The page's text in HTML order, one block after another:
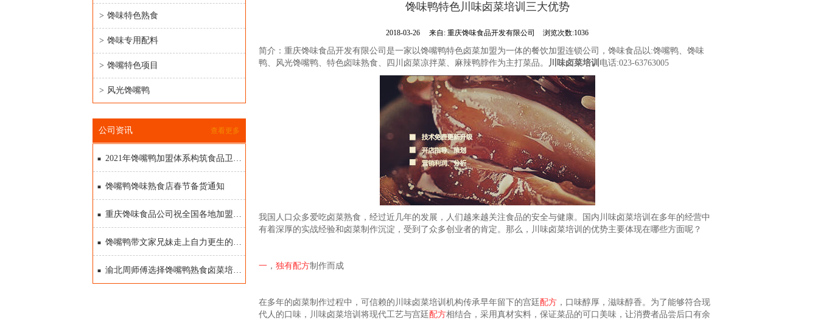
馋味鸭特色川味卤菜培训三大优势
2018-03-26 来自:重庆馋味食品开发有限公司 浏览次数:1036
简介：重庆馋味食品开发有限公司是一家以馋嘴鸭特色卤菜加盟为一体的餐饮加盟连锁公司，馋味食品以:馋嘴鸭、馋味
鸭、风光馋嘴鸭、特色卤味熟食、四川卤菜凉拌菜、麻辣鸭脖作为主打菜品。
川味卤菜培训 电话:023-63763005
我国人口众多爱吃卤菜熟食，经过近几年的发展，人们越来越关注食品的安全与健康。国内 川味卤菜培训在多年的经营中
有着深厚的实战经验和卤菜制作沉淀，受到了众多创业者的肯定。那么，川味卤菜培训的优势主要体现在哪些方面呢？
一， 独有配方制作而成
在多年的卤菜制作过程中，可信赖的川味卤菜培训机构传承早年留下的宫廷配方，口味醇厚，滋味醇香。为了能够符合现
代人的口味，川味卤菜培训将现代工艺与宫廷配方相结合，采用真材实料，保证菜品的可口美味，让消费者品尝后口有余
> 馋味特色熟食
> 馋味专用配料
> 馋嘴特色项目
> 风光馋嘴鸭
公司资讯 查看更多
2021年馋嘴鸭加盟体系构筑食品卫生安全屏障
馋嘴鸭馋味熟食店春节备货通知
重庆馋味食品公司祝全国各地加盟商圣诞节快乐
馋嘴鸭带文家兄妹走上自力更生的富足之路
渝北周师傅选择馋嘴鸭熟食卤菜培训原因